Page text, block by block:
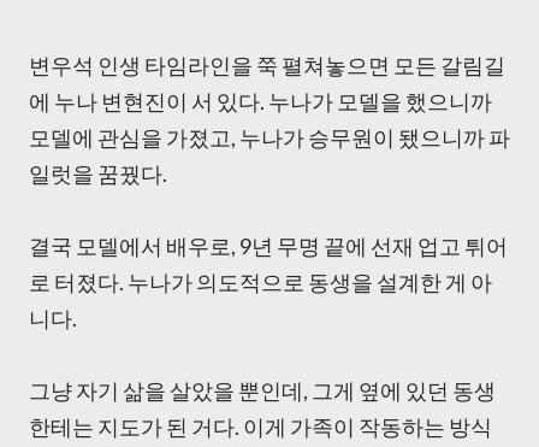
변우석 인생 타임라인을 쭉 펼쳐놓으면 모든 갈림길
에 누나 변현진이 서 있다. 누나가 모델을 했으니까
모델에 관심을 가졌고, 누나가 승무원이 됐으니까 파
일럿을 꿈꿨다.
결국 모델에서 배우로, 9년 무명 끝에 선재 업고 튀어
로 터졌다. 누나가 의도적으로 동생을 설계한 게 아
니다.
그냥 자기 삶을 살았을 뿐인데, 그게 옆에 있던 동생
한테는 지도가 된 거다. 이게 가족이 작동하는 방식